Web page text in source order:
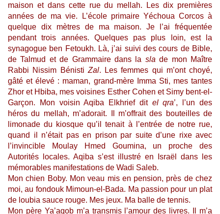
maison et dans cette rue du mellah. Les dix premières
années de ma vie. L’école primaire Yéchoua Corcos à
quelque dix mètres de ma maison. Je l’ai fréquentée
pendant trois années. Quelques pas plus loin, est la
synagogue ben Fetoukh. Là, j’ai suivi des cours de Bible,
de Talmud et de Grammaire dans la sla de mon Maître
Rabbi Nissim Bénisti Zal. Les femmes qui m’ont choyé,
gâté et élevé : maman, grand-mère Imma Sti, mes tantes
Zhor et Hbiba, mes voisines Esther Cohen et Simy bent-el-
Garçon. Mon voisin Aqiba Elkhrief dit el qra’, l’un des
héros du mellah, m’adorait. Il m’offrait des bouteilles de
limonade du kiosque qu’il tenait à l’entrée de notre rue,
quand il n’était pas en prison par suite d’une rixe avec
l’invincible Moulay Hmed Goumina, un proche des
Autorités locales. Aqiba s’est illustré en Israël dans les
mémorables manifestations de Wadi Saleb.
Mon chien Boby. Mon veau mis en pension, près de chez
moi, au fondouk Mimoun-el-Bada. Ma passion pour un plat
de loubia sauce rouge. Mes jeux. Ma balle de tennis.
Mon père Ya’aqob m’a transmis l’amour des livres. Il m’a